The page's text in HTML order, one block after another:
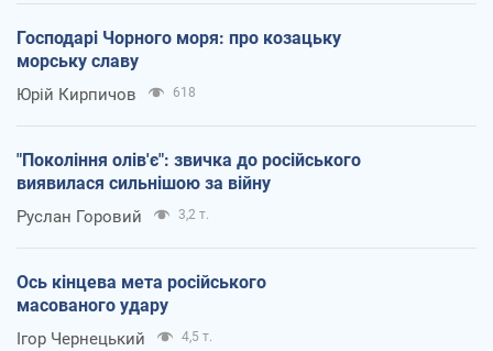
Господарі Чорного моря: про козацьку
морську славу
Юрій Кирпичов 618
"Покоління олів'є": звичка до російського
виявилася сильнішою за війну
Руслан Горовий 3,2 т.
Ось кінцева мета російського
масованого удару
Ігор Чернецький 4,5 т.